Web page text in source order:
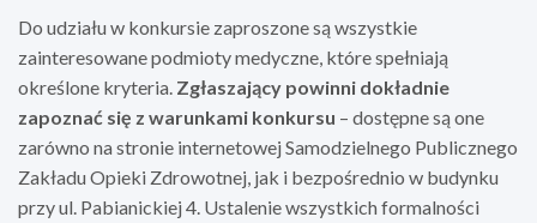
Do udziału w konkursie zaproszone są wszystkie
zainteresowane podmioty medyczne, które spełniają
określone kryteria. Zgłaszający powinni dokładnie
zapoznać się z warunkami konkursu – dostępne są one
zarówno na stronie internetowej Samodzielnego Publicznego
Zakładu Opieki Zdrowotnej, jak i bezpośrednio w budynku
przy ul. Pabianickiej 4. Ustalenie wszystkich formalności